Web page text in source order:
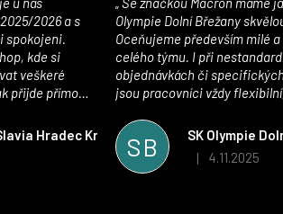
Hradec Králové z.s.
je 5 z 5 hvězdiček.
2026 a s
spokojeni.
kde si
veškeré
přijde přímo
tak s
záležitosti
stran.
SB
SK Olympie
Hodnocení
| 4.11.2025
Olympie Dolní Břežany
Oceňujeme především milé
celého týmu. I při
objednávkách či
jsou pracovníci vždy
vynikající a plně odpovídá
sportovního klubu!